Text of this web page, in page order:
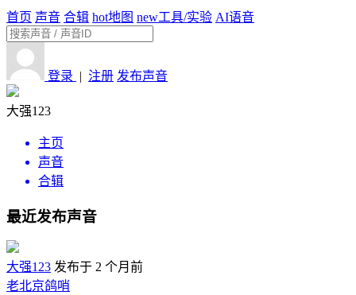
首页 声音 合辑 hot地图 new工具/实验 AI语音
登录 | 注册 发布声音
大强123
主页
声音
合辑
最近发布声音
大强123 发布于 2 个月前
老北京鸽哨